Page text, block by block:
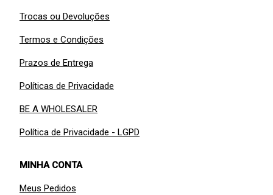
Trocas ou Devoluções
Termos e Condições
Prazos de Entrega
Políticas de Privacidade
BE A WHOLESALER
Política de Privacidade - LGPD
MINHA CONTA
Meus Pedidos